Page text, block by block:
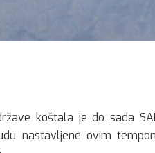
koštala je do sada
nastavljene ovim